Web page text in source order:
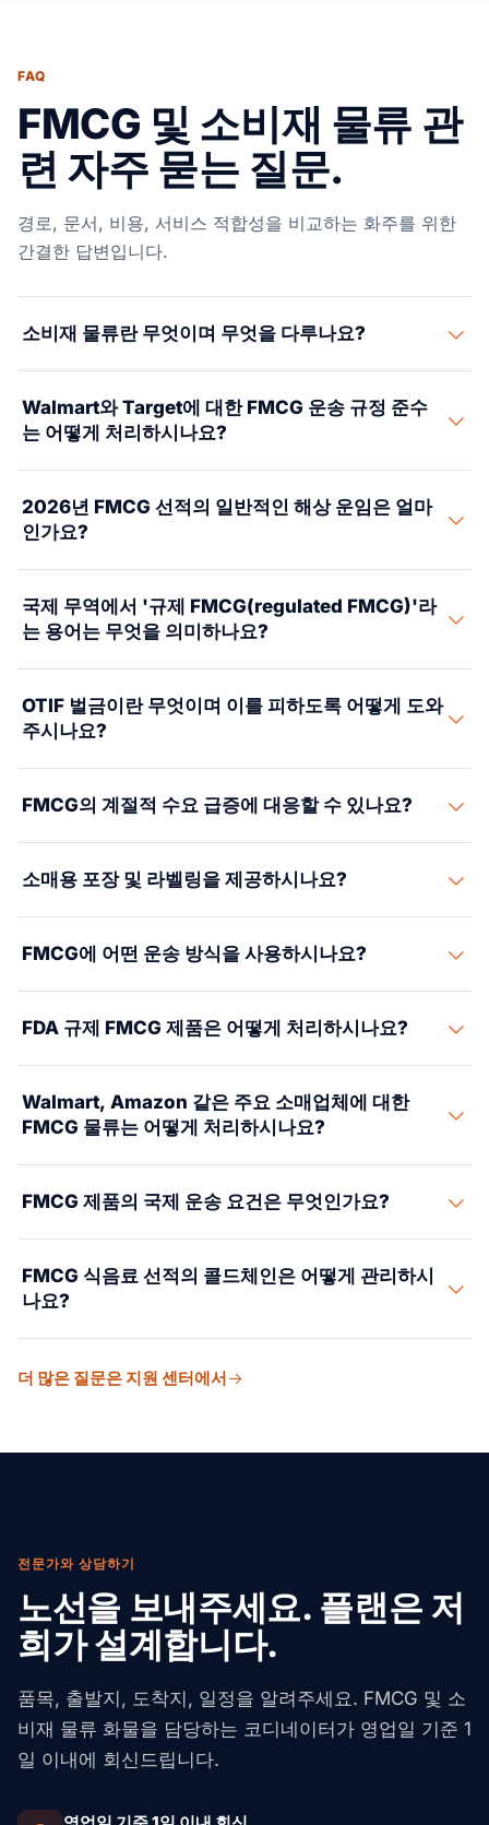
FAQ
FMCG 및 소비재 물류 관
련 자주 묻는 질문.
경로, 문서, 비용, 서비스 적합성을 비교하는 화주를 위한
간결한 답변입니다.
소비재 물류란 무엇이며 무엇을 다루나요?
제품의 글로벌 운송, 통관, 보관, 최종 배송을 다룹니다. 이
는 포장 식품 및 음료, 개인용품, 가정용 세정 용품, OTC 의
약품 및 유사 품목을 의미합니다. 주요 특징은 높은 물량,
짧은 제품 수명 주기, 엄격한 체인 배송 규칙입니다. 주요
서비스로는 대량 물량을 위한 해상 FCL 및 LCL 운송, 긴급
FDA 및 USDA 통관, 주요 소매 DC 인근의 창고 준비 작업
도 처리합니다.
Walmart와 Target에 대한 FMCG 운송 규정 준수
는 어떻게 처리하시나요?
프로그램을 운영합니다. Walmart의 공급업체 표준 매뉴얼
(Supplier Standards Manual)은 ASN(Advanced Ship
Notice) 데이터가 98% 이상 정확할 것과 CHEP 표준을 충
족하는 팔레트를 요구합니다. 배송은 1-2일 시간대 내에 이
루어져야 합니다. OTIF 벌금은 주문 가치의 1-3%에 이릅
트워크는 각 컨테이너를 체인 입고 일정에 대조하여 추적
하고 배송 시간대를 예약합니다. 또한 EDI 856 ASN 데이
터를 전송하고 벌금 분쟁을 위해 운송사 예외 기록을 보관
합니다. 당사는 체인별 라벨도 처리합니다: GS1-128 케이
2026년 FMCG 선적의 일반적인 해상 운임은 얼마
인가요?
입니다. 중국에서 미국(FCL 40' HQ): 비수기
$1,800-$3,500, 성수기(4분기/춘절) $3,500-$6,500. 중
국에서 EU(FCL 40' HQ): 비수기 $1,500-$3,000, 성수기
$2,800-$5,500. 멕시코에서 미국(국경 간 FTL): 트럭당
$2,500-$4,500. 브라질에서 미국(FCL 40'):
퍼) FCL은 표준 드라이 요율에 25-50%를 더합니다. 이는
고정 견적이 아닌 시장 범위이며, 실제 요율은 예약 시점,
물량 계약, 선사 조건에 따라 달라집니다. 현재 견적은 당사
에 문의하십시오.
국제 무역에서 '규제 FMCG(regulated FMCG)'라
는 용어는 무엇을 의미하나요?
승인이나 등록이 필요한 회전이 빠른 소비재를 의미합니
다. 여기에는 FDA 사전 통지, FSVP, 동물성 제품에 대한
USDA APHIS 검사가 필요한 식음료가 포함됩니다. FDA 등
록, EU SCCS 검토, REACH 화학물질 규칙이 필요한 화장
약품과 보조제도 포함됩니다. 살충제 함유 세정 제품에 대
로는 시장 출시 전 승인이 필요합니다. 당사 규정 준수 파트
너는 이 서류 절차를 처리하여 규제 상품이 보류나 지연 없
이 통관되도록 합니다.
OTIF 벌금이란 무엇이며 이를 피하도록 어떻게 도와
주시나요?
형 체인에서 부과하는 요금입니다. 배송이 지연되거나 부
족할 때 적용되며, 흔히 주문 가치의 3%입니다. 당사는 각
선적을 체인 KPI에 대조하여 추적하고, 문제에 신속히 대응
하며, 운송사와 협력하여 배송을 엄격한 시간대 내에 유지
합니다.
FMCG의 계절적 수요 급증에 대응할 수 있나요?
진)를 위해 몇 달 전부터 화물 공간을 계획합니다. 당사의
선사 관계와 파트너 창고 네트워크는 성수기를 위한 우선
공간을 사전 예약하는 데 도움이 되며, 예상치 못한 수요에
대비한 백업 옵션도 준비되어 있습니다.
소매용 포장 및 라벨링을 제공하시나요?
플레이 설정을 처리합니다. 각 체인은 자체 규칙을 정하며,
당사는 Walmart, Target, Amazon, Costco 및 기타 대형
체인에 대한 규칙 파일을 보관합니다.
FMCG에 어떤 운송 방식을 사용하시나요?
고용), 지상 운송(국내 배송용 FTL/LTL)을 혼합합니다. 방
식 조합은 귀사의 제품 가치, 물량, 배송 일정에 따라 달라
집니다.
FDA 규제 FMCG 제품은 어떻게 처리하시나요?
FDA 사전 통지, 제품 등록, 라벨 규칙, 시설 등록을 처리합
니다. 당사는 귀사 상품이 FDA 보류나 지연 없이 통관되도
록 합니다.
Walmart, Amazon 같은 주요 소매업체에 대한
FMCG 물류는 어떻게 처리하시나요?
엄격한 On-Time In-Full(OTIF) 규칙을 정합니다. 지연 또는
부족 배송에 대한 벌금은 주문 가치의 3-5%에 이릅니다.
당사 파트너 네트워크는 각 컨테이너를 체인 입고 일정에
대조하여 추적합니다. 출발지 적재부터 DC 도착까지 실시
Datamatrix, Walmart의 WMI 규칙), 시간대 예약, e-POD
FMCG 제품의 국제 운송 요건은 무엇인가요?
국에서는: FDA 사전 통지가 식품, 음료, 화장품, OTC 의약
품을 다룹니다. FSVP(Foreign Supplier Verification
Program) 규칙과 USDA APHIS가 동물성 제품에 적용됩니
다. EPA 등록은 살충제가 함유된 세정 제품을 다룹니다.
EU에서는: REACH가 화장품 화학물질을 다루고, CE 마킹
을 받습니다. EU 유기농 인증(규정 2018/848)은 유기농 표
ANVISA(브라질), ISP(칠레)가 식품, 화장품, 개인용품을
승인합니다. 당사 파트너 네트워크는 국가별 전문가와 사
전 통관 서류를 상시 준비하여, 귀사 선적이 예상치 못한 보
류 없이 계속 이동하도록 합니다.
FMCG 식음료 선적의 콜드체인은 어떻게 관리하시
나요?
니다. 당사 파트너 네트워크는 실시간 온도 추적 컨테이너
증 취급업체를 이용합니다. HACCP 서류, 온도 기록, 관리
연속성(chain-of-custody) 기록을 FDA 및 EU 식품 안전
감사를 위해 선적별로 보관합니다. 온도 이탈이 발생하는
경우 당사 팀은 신속한 교체 선적을 포함하여 클레임을 처
리합니다.
더 많은 질문은 지원 센터에서
전문가와 상담하기
노선을 보내주세요. 플랜은 저
희가 설계합니다.
품목, 출발지, 도착지, 일정을 알려주세요. FMCG 및 소
비재 물류 화물을 담당하는 코디네이터가 영업일 기준 1
일 이내에 회신드립니다.